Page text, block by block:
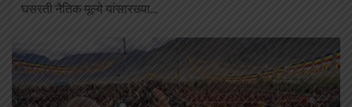
घसरती नैतिक मूल्ये यांसारख्या...